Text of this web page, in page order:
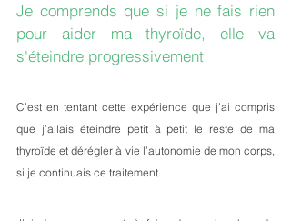
Je comprends que si je ne fais rien
pour aider ma thyroïde, elle va
s'éteindre progressivement
C’est en tentant cette expérience que j’ai compris
que j’allais éteindre petit à petit le reste de ma
thyroïde et dérégler à vie l’autonomie de mon corps,
si je continuais ce traitement.